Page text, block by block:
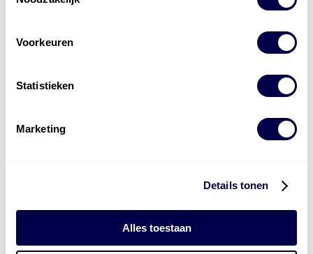
Voorkeuren
Statistieken
Marketing
Details tonen
Alles toestaan